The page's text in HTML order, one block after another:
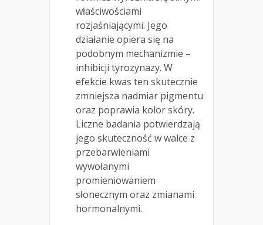
właściwościami
rozjaśniającymi. Jego
działanie opiera się na
podobnym mechanizmie –
inhibicji tyrozynazy. W
efekcie kwas ten skutecznie
zmniejsza nadmiar pigmentu
oraz poprawia kolor skóry.
Liczne badania potwierdzają
jego skuteczność w walce z
przebarwieniami
wywołanymi
promieniowaniem
słonecznym oraz zmianami
hormonalnymi.